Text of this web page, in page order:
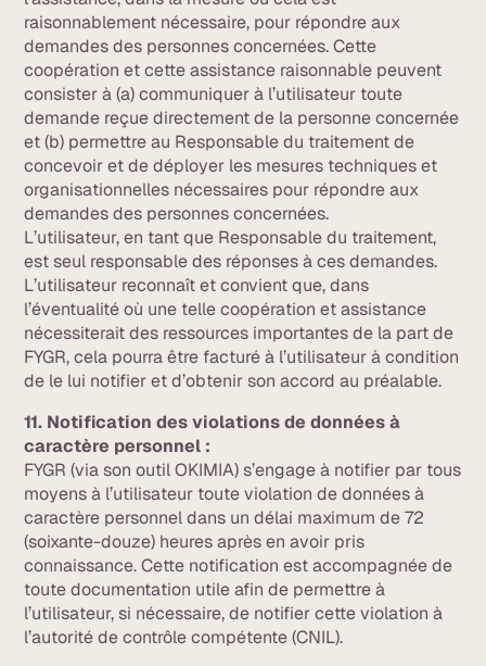
raisonnablement nécessaire, pour répondre aux
demandes des personnes concernées. Cette
coopération et cette assistance raisonnable peuvent
consister à (a) communiquer à l’utilisateur toute
demande reçue directement de la personne concernée
et (b) permettre au Responsable du traitement de
concevoir et de déployer les mesures techniques et
organisationnelles nécessaires pour répondre aux
demandes des personnes concernées.
L’utilisateur, en tant que Responsable du traitement,
est seul responsable des réponses à ces demandes.
L’utilisateur reconnaît et convient que, dans
l’éventualité où une telle coopération et assistance
nécessiterait des ressources importantes de la part de
FYGR, cela pourra être facturé à l’utilisateur à condition
de le lui notifier et d’obtenir son accord au préalable.
11. Notification des violations de données à
caractère personnel :
FYGR (via son outil OKIMIA) s’engage à notifier par tous
moyens à l’utilisateur toute violation de données à
caractère personnel dans un délai maximum de 72
(soixante-douze) heures après en avoir pris
connaissance. Cette notification est accompagnée de
toute documentation utile afin de permettre à
l’utilisateur, si nécessaire, de notifier cette violation à
l’autorité de contrôle compétente (CNIL).